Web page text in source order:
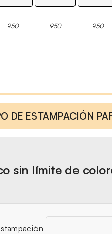
950 950 950
DE ESTAMPACIÓN
sin límite de